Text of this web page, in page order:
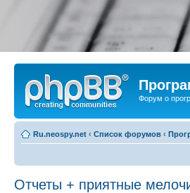
Форум о
Ru.neospy.net ‹ Список форумов ‹
Отчеты + приятные